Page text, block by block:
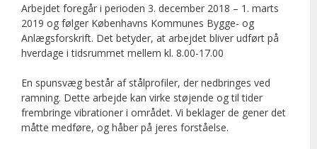
Arbejdet foregår i perioden 3. december 2018 – 1. marts
2019 og følger Københavns Kommunes Bygge- og
Anlægsforskrift. Det betyder, at arbejdet bliver udført på
hverdage i tidsrummet mellem kl. 8.00-17.00
En spunsvæg består af stålprofiler, der nedbringes ved
ramning. Dette arbejde kan virke støjende og til tider
frembringe vibrationer i området. Vi beklager de gener det
måtte medføre, og håber på jeres forståelse.